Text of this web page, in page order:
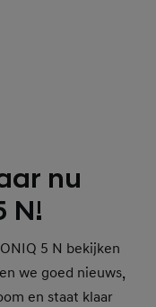
nu
N!
5 N bekijken
we goed nieuws,
en staat klaar